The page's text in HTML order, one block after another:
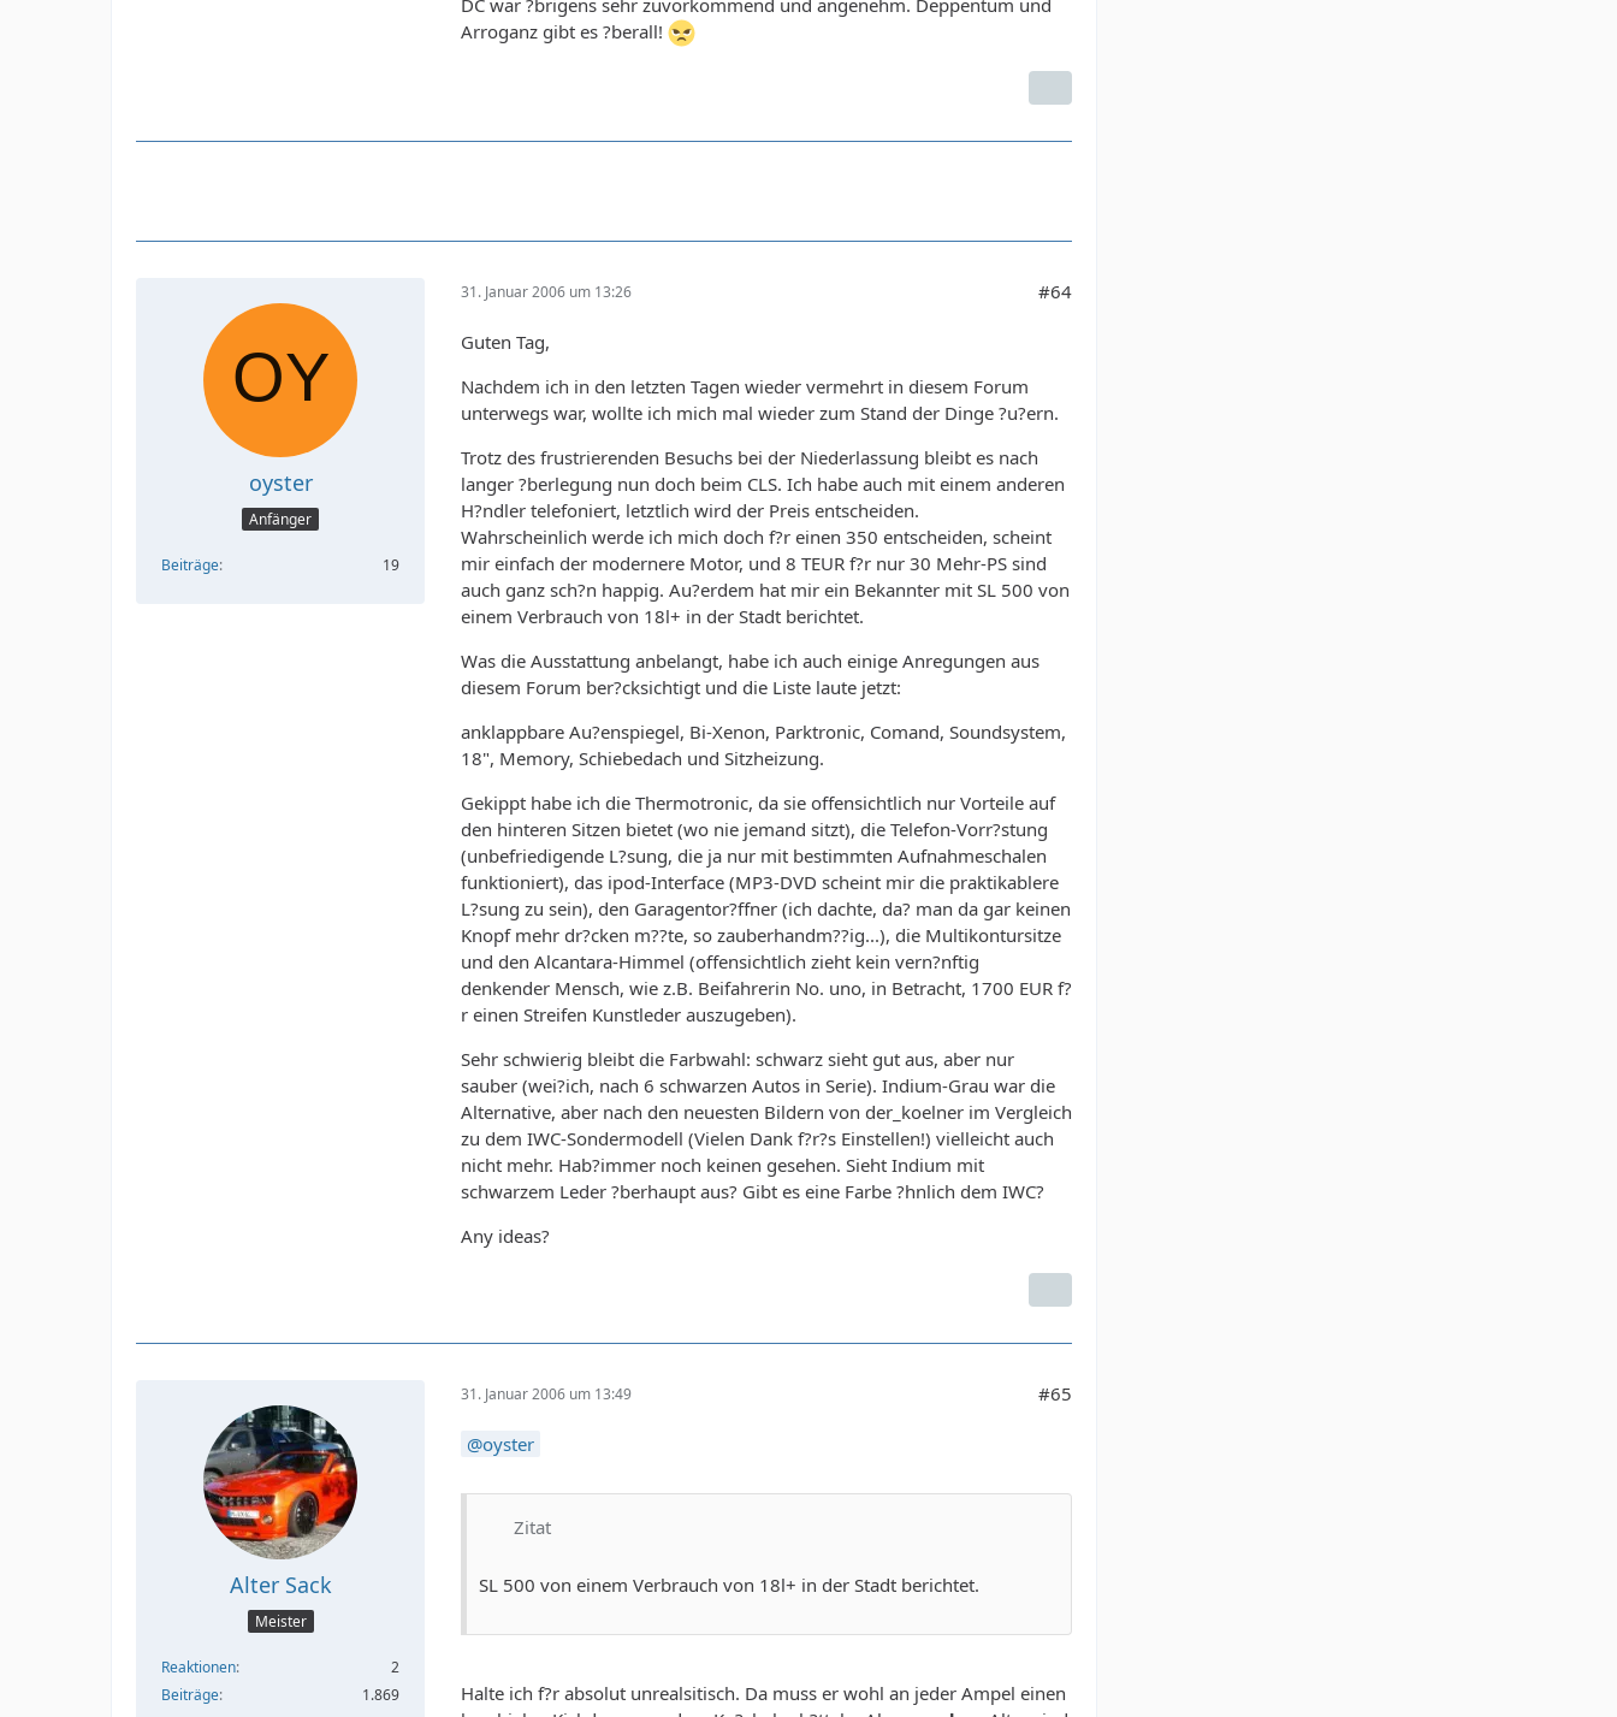
Arroganz gibt es ?berall!
oyster
Anfänger
Beiträge 19
31. Januar 2006 um 13:26 #64
Guten Tag,
Nachdem ich in den letzten Tagen wieder vermehrt in diesem Forum
unterwegs war, wollte ich mich mal wieder zum Stand der Dinge ?u?ern.
Trotz des frustrierenden Besuchs bei der Niederlassung bleibt es nach
langer ?berlegung nun doch beim CLS. Ich habe auch mit einem anderen
H?ndler telefoniert, letztlich wird der Preis entscheiden.
Wahrscheinlich werde ich mich doch f?r einen 350 entscheiden, scheint
mir einfach der modernere Motor, und 8 TEUR f?r nur 30 Mehr-PS sind
auch ganz sch?n happig. Au?erdem hat mir ein Bekannter mit SL 500 von
einem Verbrauch von 18l+ in der Stadt berichtet.
Was die Ausstattung anbelangt, habe ich auch einige Anregungen aus
diesem Forum ber?cksichtigt und die Liste laute jetzt:
anklappbare Au?enspiegel, Bi-Xenon, Parktronic, Comand, Soundsystem,
18", Memory, Schiebedach und Sitzheizung.
Gekippt habe ich die Thermotronic, da sie offensichtlich nur Vorteile auf
den hinteren Sitzen bietet (wo nie jemand sitzt), die Telefon-Vorr?stung
(unbefriedigende L?sung, die ja nur mit bestimmten Aufnahmeschalen
funktioniert), das ipod-Interface (MP3-DVD scheint mir die praktikablere
L?sung zu sein), den Garagentor?ffner (ich dachte, da? man da gar keinen
Knopf mehr dr?cken m??te, so zauberhandm??ig...), die Multikontursitze
und den Alcantara-Himmel (offensichtlich zieht kein vern?nftig
denkender Mensch, wie z.B. Beifahrerin No. uno, in Betracht, 1700 EUR f?
r einen Streifen Kunstleder auszugeben).
Sehr schwierig bleibt die Farbwahl: schwarz sieht gut aus, aber nur
sauber (wei?ich, nach 6 schwarzen Autos in Serie). Indium-Grau war die
Alternative, aber nach den neuesten Bildern von der_koelner im Vergleich
zu dem IWC-Sondermodell (Vielen Dank f?r?s Einstellen!) vielleicht auch
nicht mehr. Hab?immer noch keinen gesehen. Sieht Indium mit
schwarzem Leder ?berhaupt aus? Gibt es eine Farbe ?hnlich dem IWC?
Any ideas?
Alter Sack
Meister
Reaktionen
2
Beiträge
1.869
31. Januar 2006 um 13:49 #65
oyster
Zitat
SL 500 von einem Verbrauch von 18l+ in der Stadt berichtet.
Halte ich f?r absolut unrealsitisch. Da muss er wohl an jeder Ampel einen